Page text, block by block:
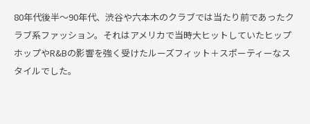
80年代後半〜90年代、渋谷や六本木のクラブでは当たり前であったク
ラブ系ファッション。それはアメリカで当時大ヒットしていたヒップ
ホップやR&Bの影響を強く受けたルーズフィット＋スポーティーなス
タイルでした。